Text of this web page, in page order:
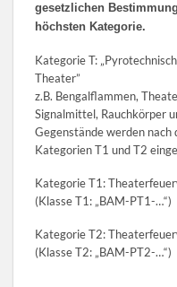
gesetzlichen
höchsten Kategorie.
Kategorie T:
Theater”
z.B. Bengalflammen,
Signalmittel, Rauchkörper
Gegenstände werden
Kategorien T1 und T2
Kategorie T1:
(Klasse T1: „BAM-PT1-…“)
Kategorie T2:
(Klasse T2: „BAM-PT2-…“)